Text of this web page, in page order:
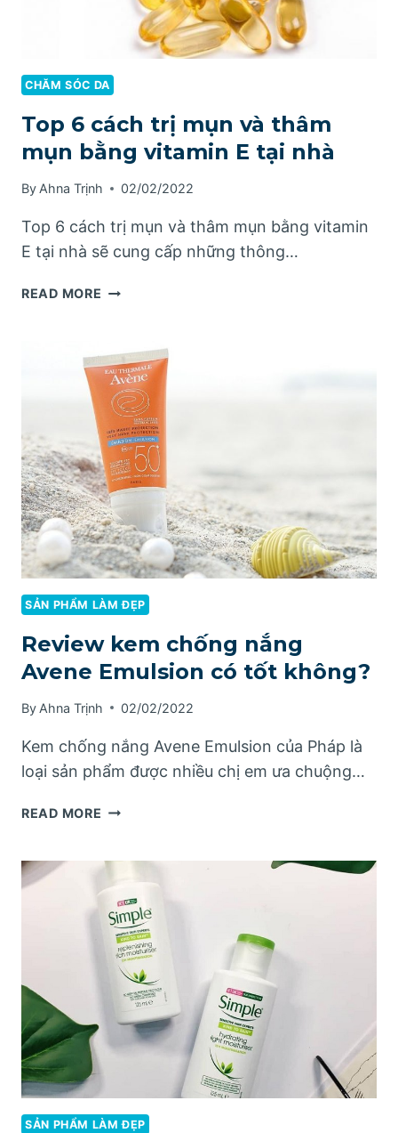
CHĂM SÓC DA
Top 6 cách trị mụn và thâm
mụn bằng vitamin E tại nhà
By Ahna Trịnh 02/02/2022
Top 6 cách trị mụn và thâm mụn bằng vitamin
E tại nhà sẽ cung cấp những thông…
READ MORE TOP
TRỊ
MỤN
VÀ
THÂM
MỤN
BẰNG
VITAMIN
E
TẠI
NHÀ
SẢN PHẨM LÀM ĐẸP
Review kem chống nắng
Avene Emulsion có tốt không?
By Ahna Trịnh 02/02/2022
Kem chống nắng Avene Emulsion của Pháp là
loại sản phẩm được nhiều chị em ưa chuộng…
READ MORE REVIEW
NẮNG
AVENE
EMULSION
CÓ
TỐT
KHÔNG?
SẢN PHẨM LÀM ĐẸP